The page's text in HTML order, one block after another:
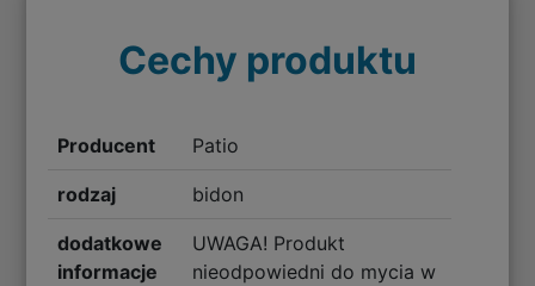
Cechy produktu
Producent Patio
rodzaj bidon
dodatkowe
informacje
UWAGA! Produkt
nieodpowiedni do mycia w